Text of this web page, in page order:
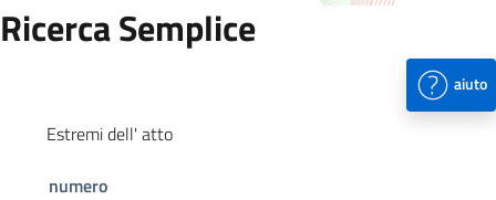
Ricerca Semplice
aiuto
Estremi dell' atto
numero